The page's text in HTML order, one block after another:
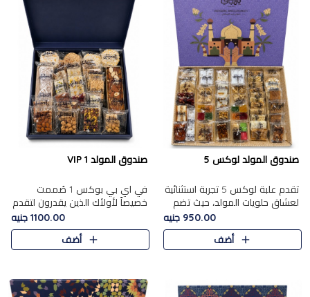
صندوق المولد لوكس 5
تقدم علبة لوكس 5 تجربة استثنائية
لعشاق حلويات المولد، حيث تضم
42 قطعة من تشكيلة فاخرة تجمع
بين أشهر الأصناف التقليدية وأصناف
مميزة مختارة بع..
950.00 جنيه
أضف
صندوق المولد VIP 1
في اي بي بوكس 1 صُممت
خصيصاً لأولئك الذين يقدرون لتقدم
تجربة استثنائية بوكس تجمع بين
أفخر حلويات المولد المصري مع
تشكيلة مختارة من الأصناف ..
1100.00 جنيه
أضف